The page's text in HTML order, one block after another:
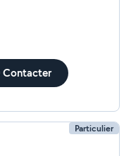
Contacter
Particulier